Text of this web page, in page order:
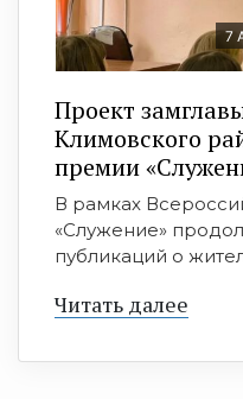
7
Проект
Климовского
премии
В рамках
«Служение»
публикаций о
Читать далее